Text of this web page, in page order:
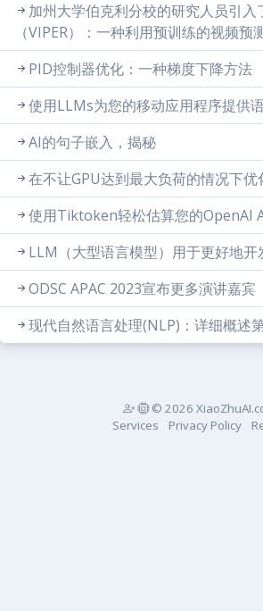
加州大学伯克利分校的研究人员引入
（VIPER）：一种利用预训练的视频预
PID控制器优化：一种梯度下降方法
使用LLMs为您的移动应用程序提供
AI的句子嵌入，揭秘
在不让GPU达到最大负荷的情况下优
使用Tiktoken轻松估算您的OpenAI
LLM（大型语言模型）用于更好地开
ODSC APAC 2023宣布更多演讲嘉宾
现代自然语言处理(NLP)：详细概述
© 2026
Services
Privacy Policy